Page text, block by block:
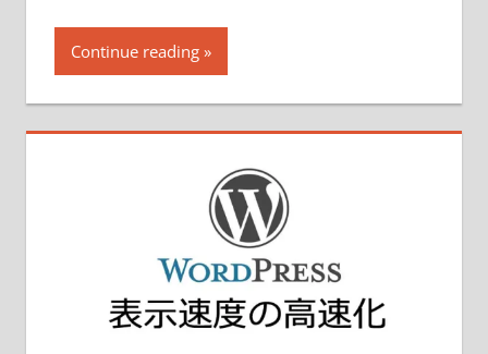
Continue reading